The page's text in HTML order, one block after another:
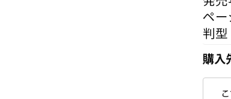
ペ
判
購入